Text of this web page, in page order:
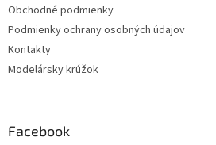
Obchodné podmienky
Podmienky ochrany osobných údajov
Kontakty
Modelársky krúžok
Facebook